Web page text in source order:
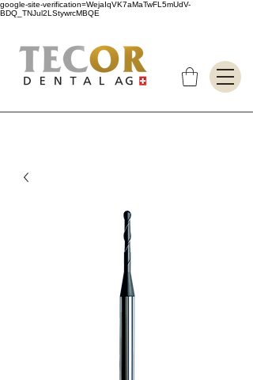
google-site-verification=WejaIqVK7aMaTwFL5mUdV-
BDQ_TNJul2LStywrcMBQE